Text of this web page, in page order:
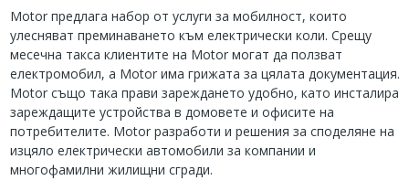
Motor предлага набор от услуги за мобилност, които
улесняват преминаването към електрически коли. Срещу
месечна такса клиентите на Motor могат да ползват
електромобил, а Motor има грижата за цялата документация.
Motor също така прави зареждането удобно, като инсталира
зареждащите устройства в домовете и офисите на
потребителите. Motor разработи и решения за споделяне на
изцяло електрически автомобили за компании и
многофамилни жилищни сгради.